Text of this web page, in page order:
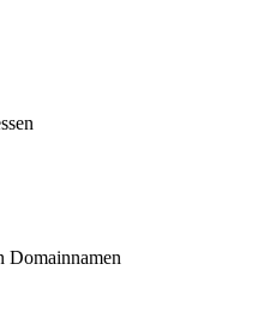
Domainnamen